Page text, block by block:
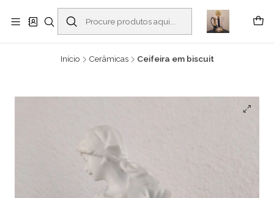
Buscantiguidades - Leilões. Colecionismo e antiguidades em Viana do
Castelo -
Ler mais
Início Cerâmicas Ceifeira em biscuit